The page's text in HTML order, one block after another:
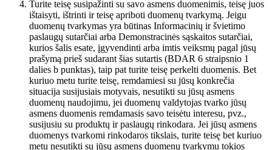
Turite teisę susipažinti su savo asmens duomenimis, teisę juos
ištaisyti, ištrinti ir teisę apriboti duomenų tvarkymą. Jeigu
duomenų tvarkymas yra būtinas Informacinių ir švietimo
paslaugų sutarčiai arba Demonstracinės sąskaitos sutarčiai,
kurios šalis esate, įgyvendinti arba imtis veiksmų pagal jūsų
prašymą prieš sudarant šias sutartis (BDAR 6 straipsnio 1
dalies b punktas), taip pat turite teisę perkelti duomenis. Bet
kuriuo metu turite teisę, remdamiesi su jūsų konkrečia
situacija susijusiais motyvais, nesutikti su jūsų asmens
duomenų naudojimu, jei duomenų valdytojas tvarko jūsų
asmens duomenis remdamasis savo teisėtu interesu, pvz.,
susijusiu su produktų ir paslaugų rinkodara. Jei jūsų asmens
duomenys tvarkomi rinkodaros tikslais, turite teisę bet kuriuo
metu nesutikti su jūsų asmens duomenų tvarkymu tokios